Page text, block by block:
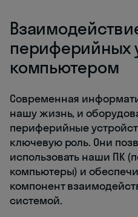
периферийных
компьютером
Современная
нашу жизнь, и
периферийные
ключевую роль. Они
использовать наши ПК
компьютеры) и
компонент
системой.